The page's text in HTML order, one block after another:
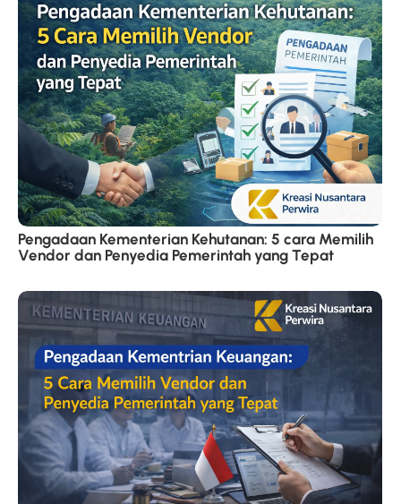
Pengadaan Kementerian Kehutanan: 5 cara Memilih
Vendor dan Penyedia Pemerintah yang Tepat